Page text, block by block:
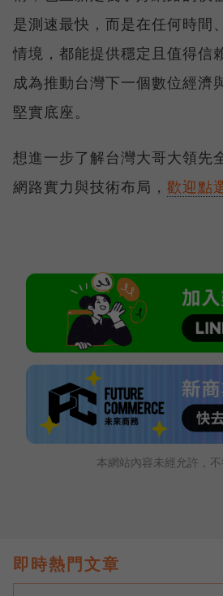
是測速最快，而是在任何時間
情境，都能提供穩定且值得信
成為推動台灣下一個數位經濟
堅實底座。
想進一步了解台灣大哥大領先
網路實力與技術布局， 歡迎點
本網站內容未經允許，不
即時熱門文章